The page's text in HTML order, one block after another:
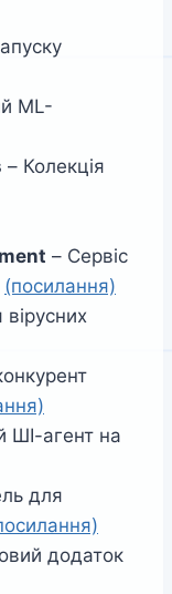
ML-
– Колекція
– Сервіс
(посилання)
ШІ-агент на
для
додаток